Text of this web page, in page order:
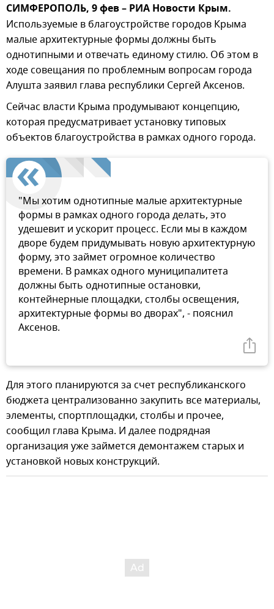
СИМФЕРОПОЛЬ, 9 фев – РИА Новости Крым.
Используемые в благоустройстве городов Крыма
малые архитектурные формы должны быть
однотипными и отвечать единому стилю. Об этом в
ходе совещания по проблемным вопросам города
Алушта заявил глава республики Сергей Аксенов.
Сейчас власти Крыма продумывают концепцию,
которая предусматривает установку типовых
объектов благоустройства в рамках одного города.
"Мы хотим однотипные малые архитектурные
формы в рамках одного города делать, это
удешевит и ускорит процесс. Если мы в каждом
дворе будем придумывать новую архитектурную
форму, это займет огромное количество
времени. В рамках одного муниципалитета
должны быть однотипные остановки,
контейнерные площадки, столбы освещения,
архитектурные формы во дворах", - пояснил
Аксенов.
Для этого планируются за счет республиканского
бюджета централизованно закупить все материалы,
элементы, спортплощадки, столбы и прочее,
сообщил глава Крыма. И далее подрядная
организация уже займется демонтажем старых и
установкой новых конструкций.